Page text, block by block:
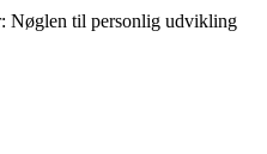
Nøglen til personlig udvikling